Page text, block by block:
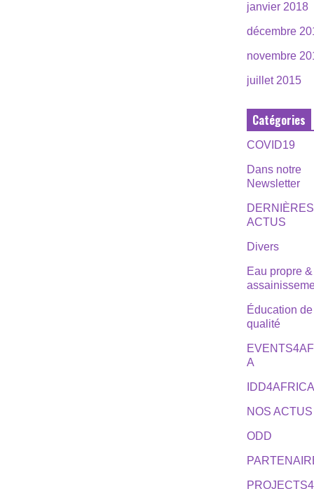
janvier 2018
décembre
novembre
juillet 2015
Catégories
COVID19
Dans notre
Newsletter
DERNIÈRES
ACTUS
Divers
Eau propre &
Éducation de
qualité
A
NOS ACTUS
ODD